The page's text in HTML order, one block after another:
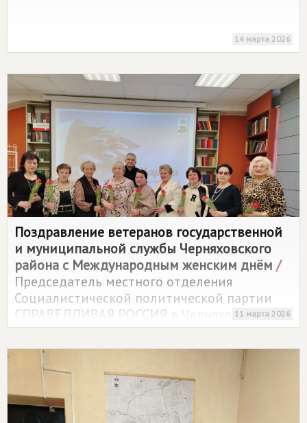
14 марта 2026
Поздравление ветеранов государственной
и муниципальной службы Черняховского
района с Международным женским днём /
Председатель местного отделения
Социалистической политической партии
СПРАВЕДЛИВАЯ РОССИЯ в Черняховском
городском округе Владимир Васильевич
Голубцов поздравил с Международным
женским днём ветеранов государственной
и муниципальной службы Черняховского
района.
11 марта 2026